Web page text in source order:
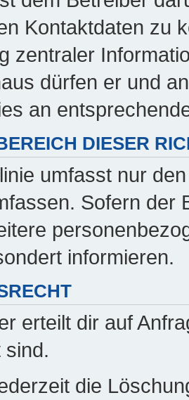
Kontaktdaten zu
zentraler
dürfen er und
an
DIESER
umfasst nur
Sofern der
informieren.
erteilt dir auf
sind.
die